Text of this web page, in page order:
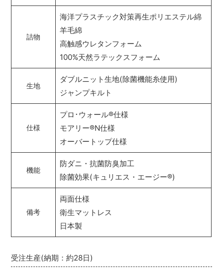
受注生産(納期：約28日)
詰物
海洋プラスチック対策再生ポリエステル綿
羊毛綿
高触感ウレタンフォーム
100%天然ラテックスフォーム
生地
ダブルニット生地(除菌機能糸使用)
ジャンプキルト
仕様
プロ･ウォール®仕様
モアリー®N仕様
オーバートップ仕様
機能
防ダニ・抗菌防臭加工
除菌効果(キュリエス・エージー®)
備考
両面仕様
衛生マットレス
日本製